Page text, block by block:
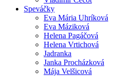
Speváčky
Eva Mária Uhríková
Eva Máziková
Helena Pagáčová
Helena Vrtichová
Jadranka
Janka Procházková
Mája Velšicová